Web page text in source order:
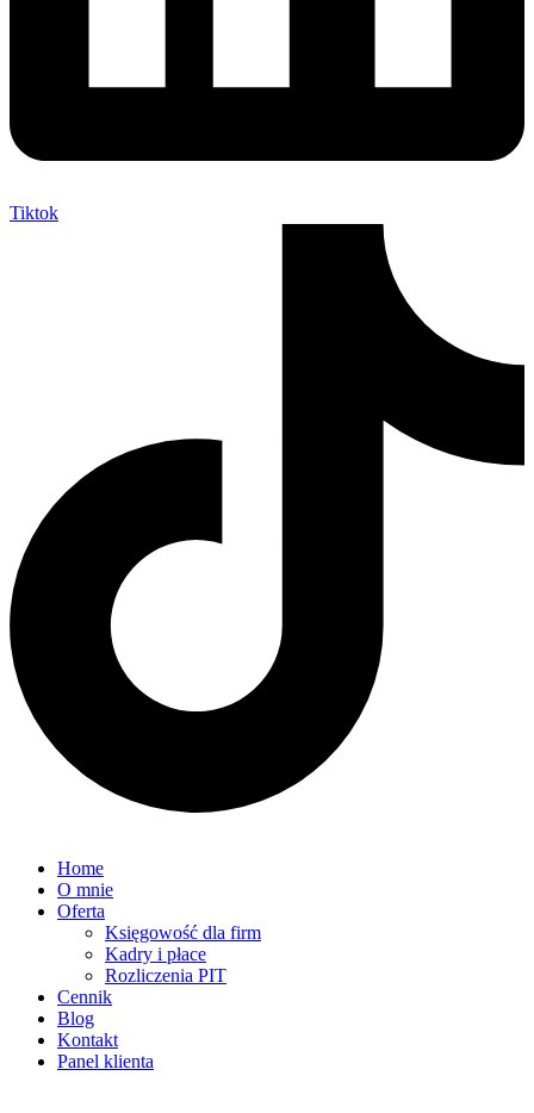
Tiktok
Home
O mnie
Oferta
Księgowość dla firm
Kadry i płace
Rozliczenia PIT
Cennik
Blog
Kontakt
Panel klienta